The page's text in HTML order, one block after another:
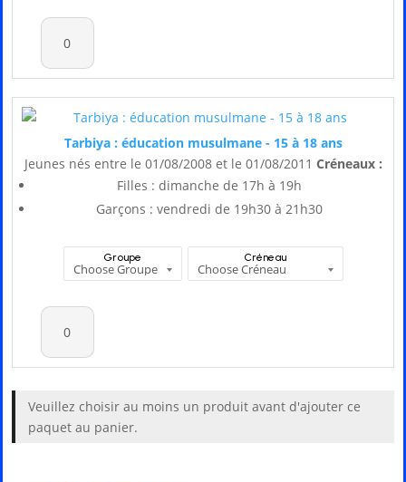
Tarbiya : éducation musulmane - 15 à 18 ans
Jeunes nés entre le 01/08/2008 et le 01/08/2011 Créneaux :
Filles : dimanche de 17h à 19h
Garçons : vendredi de 19h30 à 21h30
Groupe Créneau
Veuillez choisir au moins un produit avant d'ajouter ce
paquet au panier.